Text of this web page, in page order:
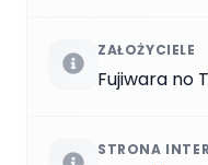
ZAŁOŻYCIELE
Fujiwara no
STRONA